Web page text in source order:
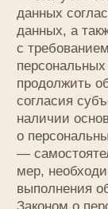
— получать
его персональных
случаев,
законами. Сведения
персональных
форме, и в них не
персональные
субъектам
случаев, когда
раскрытия таких
информации и
Законом о
— требовать от
персональных
уничтожения в
являются
незаконно